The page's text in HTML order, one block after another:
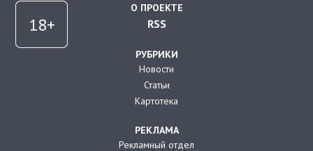
О ПРОЕКТЕ
RSS
РУБРИКИ
Новости
Статьи
Картотека
РЕКЛАМА
Рекламный отдел